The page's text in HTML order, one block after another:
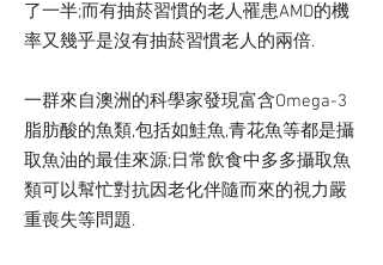
了一半;而有抽菸習慣的老人罹患AMD的機
率又幾乎是沒有抽菸習慣老人的兩倍.
一群來自澳洲的科學家發現富含Omega-3
脂肪酸的魚類,包括如鮭魚,青花魚等都是攝
取魚油的最佳來源;日常飲食中多多攝取魚
類可以幫忙對抗因老化伴隨而來的視力嚴
重喪失等問題.